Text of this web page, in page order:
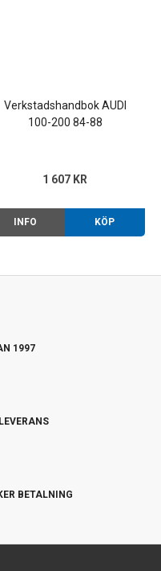
Verkstadshandbok AUDI
100-200 84-88
1 607 KR
INFO KÖP
1997
BETALNING